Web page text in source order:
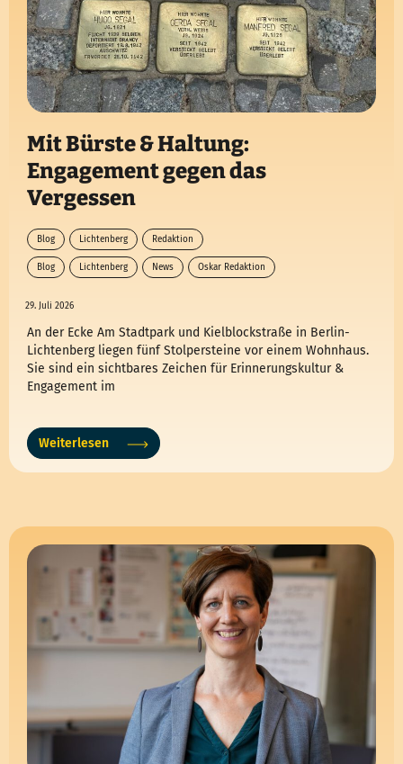
Mit Bürste & Haltung:
Engagement gegen das
Vergessen
Blog Lichtenberg Redaktion
Blog Lichtenberg News Oskar Redaktion
29. Juli 2026
An der Ecke Am Stadtpark und Kielblockstraße in Berlin-
Lichtenberg liegen fünf Stolpersteine vor einem Wohnhaus.
Sie sind ein sichtbares Zeichen für Erinnerungskultur &
Engagement im
Weiterlesen